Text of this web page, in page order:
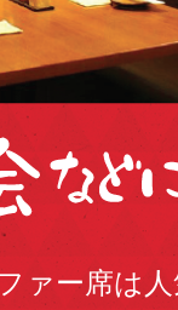
ァー席は